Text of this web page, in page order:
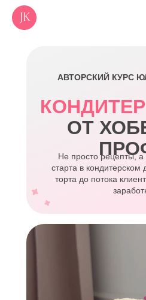
ОТ
Не просто рецепты, а
старта в
торта до потока
АВТОРСКИЙ КУРС